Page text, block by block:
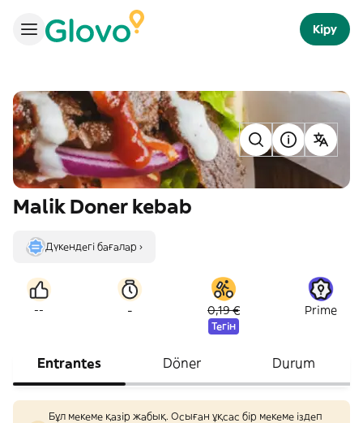
Кіру
Malik Doner kebab
Дүкендегі бағалар ›
-- - 0,19 €
Тегін
Prime
Entrantes Döner Durum
Бұл мекеме қазір жабық. Осыған ұқсас бір мекеме іздеп